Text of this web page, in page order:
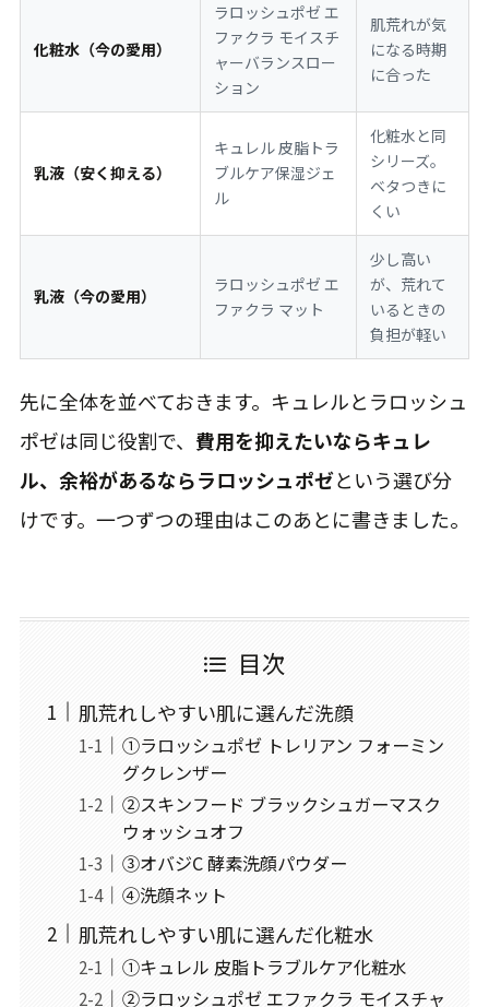
化粧水（今の愛用）
ラロッシュポゼ エ
ファクラ モイスチ
ャーバランスロー
ション
肌荒れが気
になる時期
に合った
乳液（安く抑える）
キュレル 皮脂トラ
ブルケア保湿ジェ
ル
化粧水と同
シリーズ。
ベタつきに
くい
乳液（今の愛用）
ラロッシュポゼ エ
ファクラ マット
少し高い
が、荒れて
いるときの
負担が軽い
先に全体を並べておきます。キュレルとラロッシュ
ポゼは同じ役割で、 費用を抑えたいならキュレ
ル、余裕があるならラロッシュポゼという選び分
けです。一つずつの理由はこのあとに書きました。
目次
肌荒れしやすい肌に選んだ洗顔
①ラロッシュポゼ トレリアン フォーミン
グクレンザー
②スキンフード ブラックシュガーマスク
ウォッシュオフ
③オバジC 酵素洗顔パウダー
④洗顔ネット
肌荒れしやすい肌に選んだ化粧水
①キュレル 皮脂トラブルケア化粧水
②ラロッシュポゼ エファクラ モイスチャ